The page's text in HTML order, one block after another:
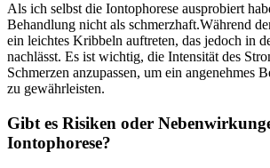
Als ich⁢ selbst die Iontophorese ausprobiert
Behandlung nicht als schmerzhaft.Während
ein leichtes Kribbeln auftreten, das jedoch in
nachlässt. Es ist wichtig, die Intensität des
Schmerzen anzupassen, um ein angenehmes
zu gewährleisten.
Gibt es ‌Risiken​ oder
Iontophorese?